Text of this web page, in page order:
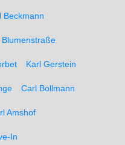
Beckmann
Blumenstraße
Karl Gerstein
Carl Bollmann
Amshof
In